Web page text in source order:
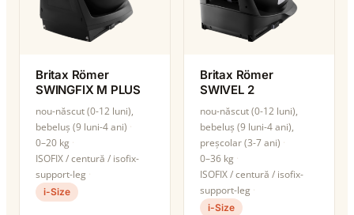
Britax Römer
SWINGFIX M PLUS
nou-născut (0-12 luni),
bebeluș (9 luni-4 ani)
0–20 kg
ISOFIX / centură / isofix-
support-leg
i-Size
Britax Römer
SWIVEL 2
nou-născut (0-12 luni),
bebeluș (9 luni-4 ani),
preșcolar (3-7 ani)
0–36 kg
ISOFIX / centură / isofix-
support-leg
i-Size